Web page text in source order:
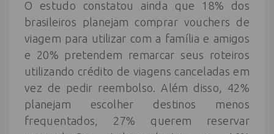
O estudo constatou ainda que 18% dos
brasileiros planejam comprar vouchers de
viagem para utilizar com a família e amigos
e 20% pretendem remarcar seus roteiros
utilizando crédito de viagens canceladas em
vez de pedir reembolso. Além disso, 42%
planejam escolher destinos menos
frequentados, 27% querem reservar